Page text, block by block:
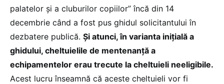
palatelor și a cluburilor copiilor” încă din 14
decembrie când a fost pus ghidul solicitantului în
dezbatere publică. Și atunci, în varianta inițială a
ghidului, cheltuielile de mentenanță a
echipamentelor erau trecute la cheltuieli neeligibile.
Acest lucru înseamnă că aceste cheltuieli vor fi